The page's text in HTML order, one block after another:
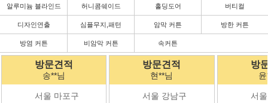
알루미늄 블라인드 허니콤쉐이드 홀딩도어 버티컬
디자인연출 심플무지,패턴 암막 커튼 방한 커튼
방염 커튼 비암막 커튼 속커튼
방문견적
현**님
서울 강남구
방문견적
윤**님
서울 중랑구
방